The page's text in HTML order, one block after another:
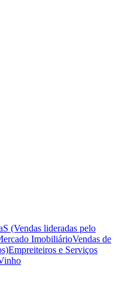
(Vendas lideradas pelo
ImobiliárioVendas de
Empreiteiros e Serviços